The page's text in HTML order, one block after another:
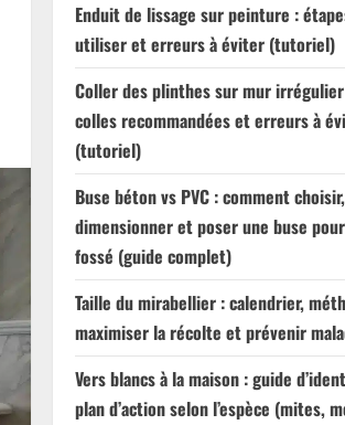
Enduit de lissage sur peinture :
utiliser et erreurs à éviter (tutoriel)
Coller des plinthes sur mur
colles recommandées et erreurs à
(tutoriel)
Buse béton vs PVC : comment choisir,
dimensionner et poser une buse
fossé (guide complet)
Taille du mirabellier : calendrier,
maximiser la récolte et prévenir
Vers blancs à la maison : guide
plan d’action selon l’espèce (mites,